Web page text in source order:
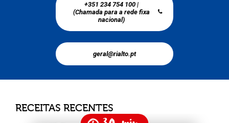
+351 234 754 100 |
(Chamada para a rede fixa
nacional)
geral@rialto.pt
RECEITAS RECENTES